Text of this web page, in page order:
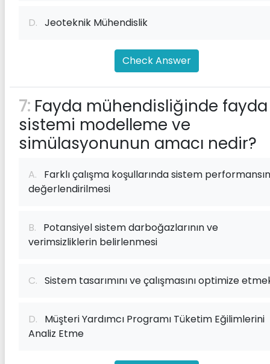
D. Jeoteknik Mühendislik
Check Answer
7: Fayda mühendisliğinde fayda
sistemi modelleme ve
simülasyonunun amacı nedir?
A. Farklı çalışma koşullarında sistem
değerlendirilmesi
B. Potansiyel sistem darboğazlarının ve
verimsizliklerin belirlenmesi
C. Sistem tasarımını ve çalışmasını optimize
D. Müşteri Yardımcı Programı Tüketim Eğilimlerini
Analiz Etme